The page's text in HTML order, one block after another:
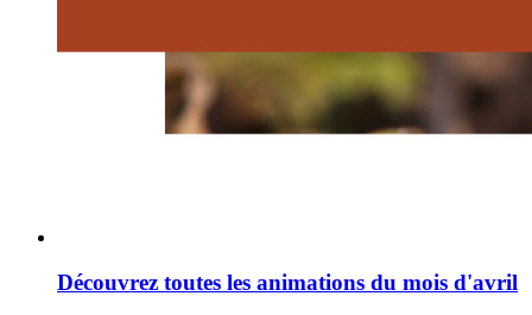
Découvrez toutes les animations du mois d'avril